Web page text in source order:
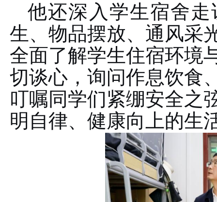
他还深入学生宿舍
生、物品摆放、通风采
全面了解学生住宿环境
切谈心，询问作息饮食
叮嘱同学们紧绷安全之
明自律、健康向上的生